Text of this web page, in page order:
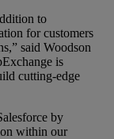
to
for customers
said Woodson
is
cutting-edge
by
within our